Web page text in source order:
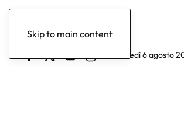
Skip to main content
giovedì 6 agosto